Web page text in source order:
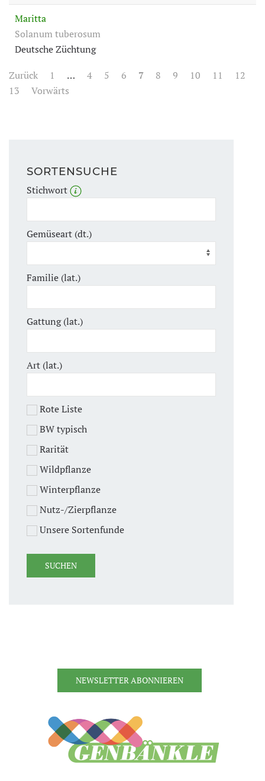
Maritta
Solanum tuberosum
Deutsche Züchtung
Zurück
1 … 4 5 6 7 8 9 10 11
12
13
Vorwärts
SORTENSUCHE
Stichwort
Gemüseart (dt.)
Familie (lat.)
Gattung (lat.)
Art (lat.)
Rote Liste
BW typisch
Rarität
Wildpflanze
Winterpflanze
Nutz-/Zierpflanze
Unsere Sortenfunde
NEWSLETTER ABONNIEREN